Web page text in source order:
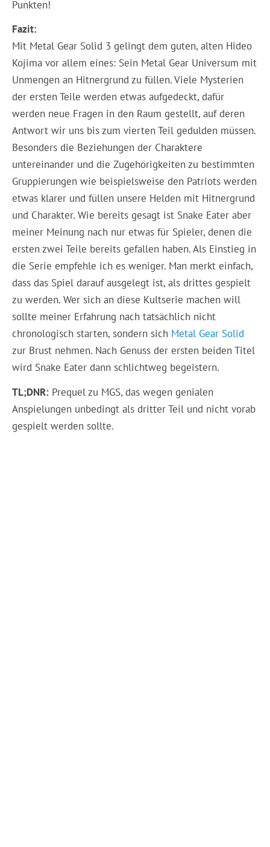
Punkten!
Fazit:
Mit Metal Gear Solid 3 gelingt dem guten, alten Hideo
Kojima vor allem eines: Sein Metal Gear Universum mit
Unmengen an Hitnergrund zu füllen. Viele Mysterien
der ersten Teile werden etwas aufgedeckt, dafür
werden neue Fragen in den Raum gestellt, auf deren
Antwort wir uns bis zum vierten Teil gedulden müssen.
Besonders die Beziehungen der Charaktere
untereinander und die Zugehörigkeiten zu bestimmten
Gruppierungen wie beispielsweise den Patriots werden
etwas klarer und füllen unsere Helden mit Hitnergrund
und Charakter. Wie bereits gesagt ist Snake Eater aber
meiner Meinung nach nur etwas für Spieler, denen die
ersten zwei Teile bereits gefallen haben. Als Einstieg in
die Serie empfehle ich es weniger. Man merkt einfach,
dass das Spiel darauf ausgelegt ist, als drittes gespielt
zu werden. Wer sich an diese Kultserie machen will
sollte meiner Erfahrung nach tatsächlich nicht
chronologisch starten, sondern sich Metal Gear Solid
zur Brust nehmen. Nach Genuss der ersten beiden Titel
wird Snake Eater dann schlichtweg begeistern.
TL;DNR: Prequel zu MGS, das wegen genialen
Anspielungen unbedingt als dritter Teil und nicht vorab
gespielt werden sollte.